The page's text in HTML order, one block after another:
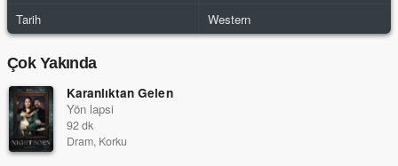
Tarih
Western
Çok Yakında
Karanlıktan Gelen
Yön lapsi
92 dk
Dram, Korku